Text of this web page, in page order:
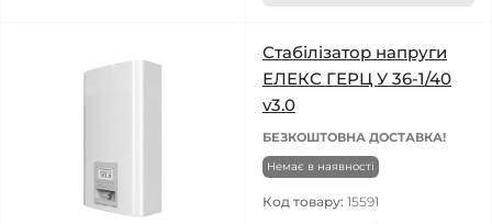
Стабілізатор напруги
ЕЛЕКС ГЕРЦ У 36-1/40
v3.0
БЕЗКОШТОВНА ДОСТАВКА!
Немає в наявності
Код товару: 15591